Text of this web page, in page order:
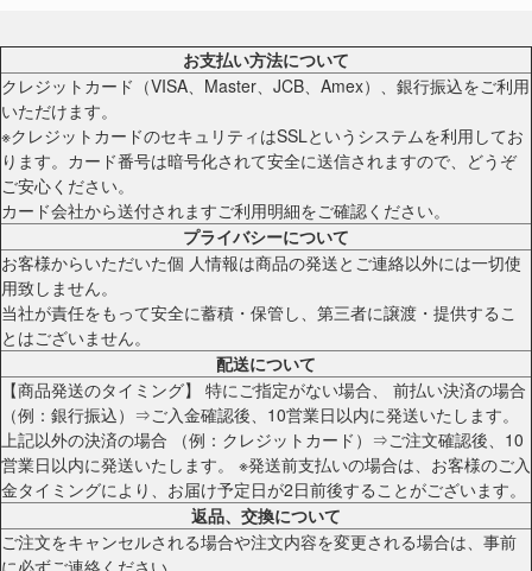
お支払い方法について
クレジットカード（VISA、Master、JCB、Amex）、銀行振込をご利用
いただけます。
※クレジットカードのセキュリティはSSLというシステムを利用してお
ります。カード番号は暗号化されて安全に送信されますので、どうぞ
ご安心ください。
カード会社から送付されますご利用明細をご確認ください。
プライバシーについて
お客様からいただいた個 人情報は商品の発送とご連絡以外には一切使
用致しません。
当社が責任をもって安全に蓄積・保管し、第三者に譲渡・提供するこ
とはございません。
配送について
【商品発送のタイミング】 特にご指定がない場合、 前払い決済の場合
（例：銀行振込）⇒ご入金確認後、10営業日以内に発送いたします。
上記以外の決済の場合 （例：クレジットカード）⇒ご注文確認後、10
営業日以内に発送いたします。 ※発送前支払いの場合は、お客様のご入
金タイミングにより、お届け予定日が2日前後することがございます。
返品、交換について
ご注文をキャンセルされる場合や注文内容を変更される場合は、事前
に必ずご連絡ください。